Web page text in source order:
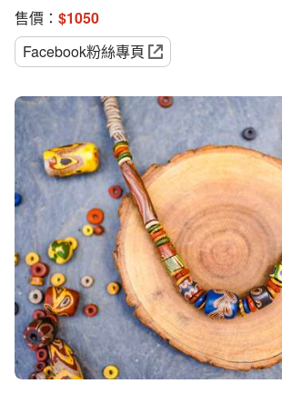
售價： $1050
Facebook粉絲專頁